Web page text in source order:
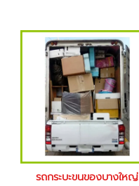
รถกระบะขนของบางใหญ่